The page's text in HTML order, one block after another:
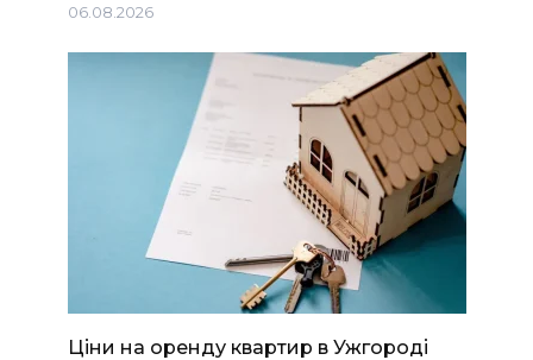
06.08.2026
Ціни на оренду квартир в Ужгороді